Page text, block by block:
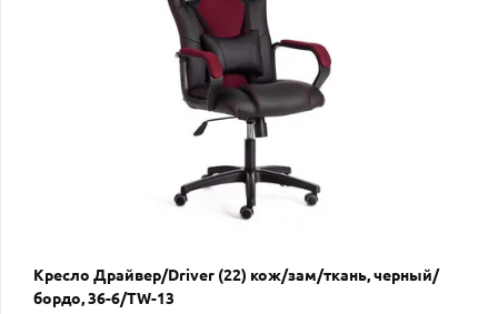
Кресло Драйвер/Driver (22) кож/зам/ткань, черный/
бордо, 36-6/TW-13